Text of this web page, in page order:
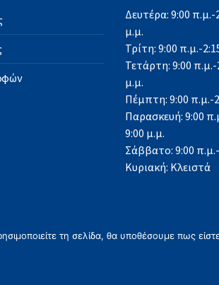
Δευτέρα: 9:00 π.μ.-
μ.μ.
Τρίτη: 9:00 π.μ.-
Τετάρτη: 9:00 π.μ.-
μ.μ.
Πέμπτη: 9:00 π.μ.-
Παρασκευή: 9:00
9:00 μ.μ.
Σάββατο: 9:00
Κυριακή: Κλειστά
τη σελίδα, θα υποθέσουμε πως